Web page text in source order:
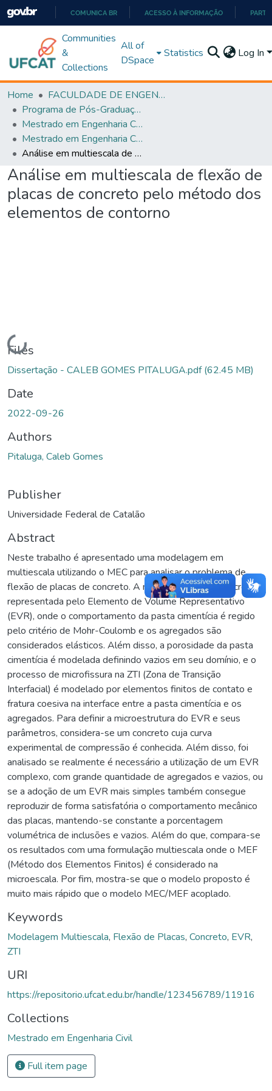
PARA
O
COMUNICA BR ACESSO À INFORMAÇÃO
Communities
&
Collections
All of
DSpace
Statistics Log In
Home
FACULDADE DE ENGENHARIA
Programa de Pós-Graduação em Engenharia Civil (PPGEC)
Mestrado em Engenharia Civil
Mestrado em Engenharia Civil
Análise em multiescala de flexão de placas de concreto pelo método dos elementos de contorno
Análise em multiescala de flexão de
placas de concreto pelo método dos
elementos de contorno
Loading...
Files
Dissertação - CALEB GOMES PITALUGA.pdf(62.45 MB)
Date
2022-09-26
Authors
Pitaluga, Caleb Gomes
Publisher
Universidade Federal de Catalão
Abstract
Neste trabalho é apresentado uma modelagem em
multiescala utilizando o MEC para analisar o problema de
flexão de placas de concreto. A microestrutura do concreto é
representada pelo Elemento de Volume Representativo
(EVR), onde o comportamento da pasta cimentícia é regido
pelo critério de Mohr-Coulomb e os agregados são
considerados elásticos. Além disso, a porosidade da pasta
cimentícia é modelada definindo vazios em seu domínio, e o
processo de microfissura na ZTI (Zona de Transição
Interfacial) é modelado por elementos finitos de contato e
fratura coesiva na interface entre a pasta cimentícia e os
agregados. Para definir a microestrutura do EVR e seus
parâmetros, considera-se um concreto cuja curva
experimental de compressão é conhecida. Além disso, foi
analisado se realmente é necessário a utilização de um EVR
complexo, com grande quantidade de agregados e vazios, ou
se a adoção de um EVR mais simples também consegue
reproduzir de forma satisfatória o comportamento mecânico
das placas, mantendo-se constante a porcentagem
volumétrica de inclusões e vazios. Além do que, compara-se
os resultados com uma formulação multiescala onde o MEF
(Método dos Elementos Finitos) é considerado na
microescala. Por fim, mostra-se que o modelo proposto é
muito mais rápido que o modelo MEC/MEF acoplado.
Keywords
Modelagem Multiescala, Flexão de Placas, Concreto, EVR,
ZTI
URI
https://repositorio.ufcat.edu.br/handle/123456789/11916
Collections
Mestrado em Engenharia Civil
Full item page